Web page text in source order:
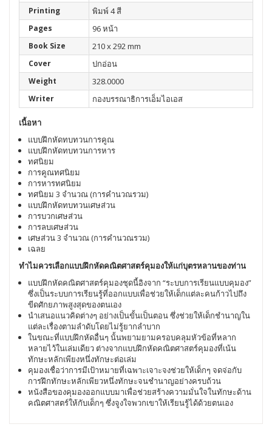
Printing พิมพ์ 4 สี
Pages 96 หน้า
Book Size 210 x 292 mm
Cover ปกอ่อน
Weight 328.0000
Writer กองบรรณาธิการเอ็มไอเอส
เนื้อหา
แบบฝึกหัดทบทวนการคูณ
แบบฝึกหัดทบทวนการหาร
ทศนิยม
การคูณทศนิยม
การหารทศนิยม
ทศนิยม 3 จำนวณ (การคำนวณรวม)
แบบฝึกหัดทบทวนเศษส่วน
การบวกเศษส่วน
การลบเศษส่วน
เศษส่วน 3 จำนวณ (การคำนวณรวม)
เฉลย
ทำไมควรเลือกแบบฝึกหัดคณิตศาสตร์คุมองให้เเก่บุตรหลานของท่าน
แบบฝึกหัดคณิตศาสตร์คุมองชุดนี้อิงจาก “ระบบการเรียนแบบคุมอง”
ซึ่งเป็นระบบการเรียนรู้ที่ออกแบบเพื่อช่วยให้เด็กเเต่ละคนก้าวไปถึง
ขีดศักยภาพสูงสุดของตนเอง
นำเสนอแนวคิดต่างๆ อย่างเป็นขั้นเป็นตอน ซึ่งช่วยให้เด็กชำนาญใน
แต่ละเรื่องตามลำดับโดยไม่รู้ยากลำบาก
ในขณะที่แบบฝึกหัดอื่นๆ นั้นพยามยามครอบคลุมหัวข้อที่หลาก
หลายไว้ในเล่มเดียว ต่างจากแบบฝึกหัดคณิตศาสตร์คุมองที่เน้น
ทักษะหลักเพียงหนึ่งทักษะต่อเล่ม
คุมองเชื่อว่าการมีเป้าหมายที่เฉพาะเจาะจงช่วยให้เด็กๆ จดจ่อกับ
การฝึกทักษะหลักเพียวหนึ่งทักษะจนชำนาญอย่างครบถ้วน
หนังสือของคุมองออกแบบมาเพื่อช่วยสร้างความมั่นใจในทักษะด้าน
คณิตศาสตร์ให้กับเด็กๆ ซึ่งจูงใจพวกเขาให้เรียนรู้ได้ด้วยตนเอง